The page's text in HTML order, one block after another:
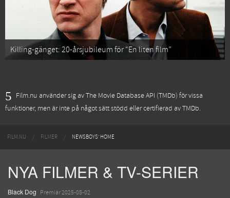
Killing-gänget: 20-årsjubileum för “En liten film”
Film.nu använder sig av The Movie Database API (TMDb) för vissa
funktioner, men är inte på något sätt stödd eller certifierad av TMDb.
FILM.NU FILMER NEWSBOYS' HOME
NYA FILMER & TV-SERIER
Black Dog Premiär 2025-05-02